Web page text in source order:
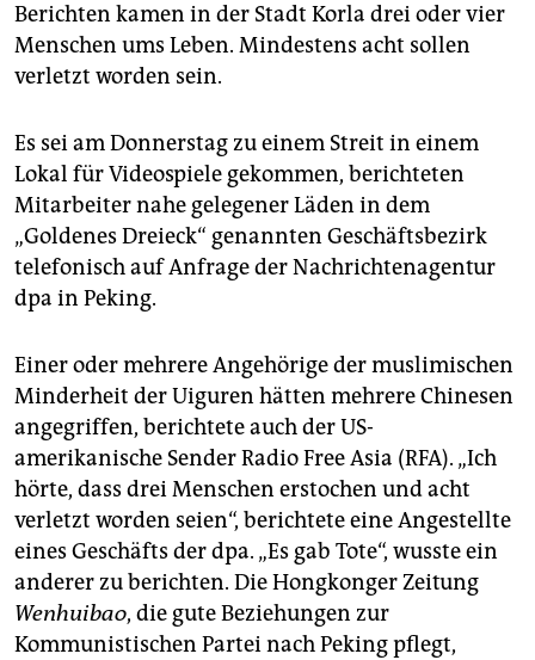
genossenschaft
epaper login
Berichten kamen in der Stadt Korla drei oder vier
Menschen ums Leben. Mindestens acht sollen
verletzt worden sein.
Es sei am Donnerstag zu einem Streit in einem
Lokal für Videospiele gekommen, berichteten
Mitarbeiter nahe gelegener Läden in dem
„Goldenes Dreieck“ genannten Geschäftsbezirk
telefonisch auf Anfrage der Nachrichtenagentur
dpa in Peking.
Einer oder mehrere Angehörige der muslimischen
Minderheit der Uiguren hätten mehrere Chinesen
angegriffen, berichtete auch der US-
amerikanische Sender Radio Free Asia (RFA). „Ich
hörte, dass drei Menschen erstochen und acht
verletzt worden seien“, berichtete eine Angestellte
eines Geschäfts der dpa. „Es gab Tote“, wusste ein
anderer zu berichten. Die Hongkonger Zeitung
Wenhuibao, die gute Beziehungen zur
Kommunistischen Partei nach Peking pflegt,